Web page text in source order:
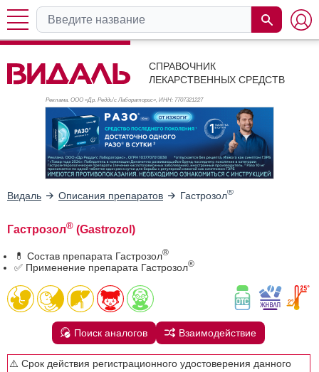
СПРАВОЧНИК
ЛЕКАРСТВЕННЫХ СРЕДСТВ
Реклама. ООО «Др. Редди’с Лабораторис», ИНН: 7707321227
Видаль Описания препаратов Гастрозол®
Гастрозол® (Gastrozol)
💊 Состав препарата Гастрозол®
✅ Применение препарата Гастрозол®
Поиск аналогов Взаимодействие
⚠️ Срок действия регистрационного удостоверения данного